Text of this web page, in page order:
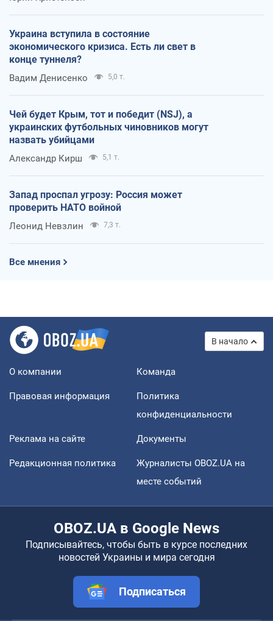
Украина вступила в состояние
экономического кризиса. Есть ли свет в
конце туннеля?
Вадим Денисенко 5,0 т.
Чей будет Крым, тот и победит (NSJ), а
украинских футбольных чиновников могут
назвать убийцами
Александр Кирш 5,1 т.
Запад проспал угрозу: Россия может
проверить НАТО войной
Леонид Невзлин 7,3 т.
Все мнения
В начало
О компании Команда
Правовая информация
Политика
конфиденциальности
Реклама на сайте Документы
Редакционная политика
Журналисты OBOZ.UA на
месте событий
OBOZ.UA в Google News
Подписывайтесь, чтобы быть в курсе последних
новостей Украины и мира сегодня
Подписаться